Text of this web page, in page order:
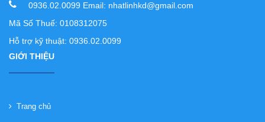
0936.02.0099 Email: nhatlinhkd@gmail.com
Mã Số Thuế: 0108312075
Hỗ trợ kỹ thuật: 0936.02.0099
GIỚI THIỆU
Trang chủ